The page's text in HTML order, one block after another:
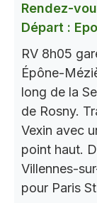
Rendez-
Départ :
RV 8h05
Épône-
long de la
de Rosny.
Vexin avec
point haut.
Villennes-
pour Paris